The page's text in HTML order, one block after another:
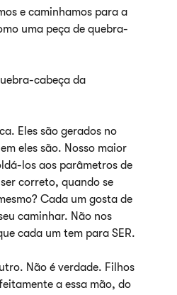
e caminhamos para a
uma peça de quebra-
cabeça da
Eles são gerados no
eles são. Nosso maior
los aos parâmetros de
correto, quando se
Cada um gosta de
caminhar. Não nos
cada um tem para SER.
Não é verdade. Filhos
a essa mão, do